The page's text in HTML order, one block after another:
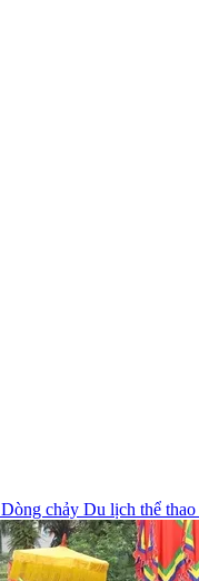
Dòng chảy Du lịch thể thao